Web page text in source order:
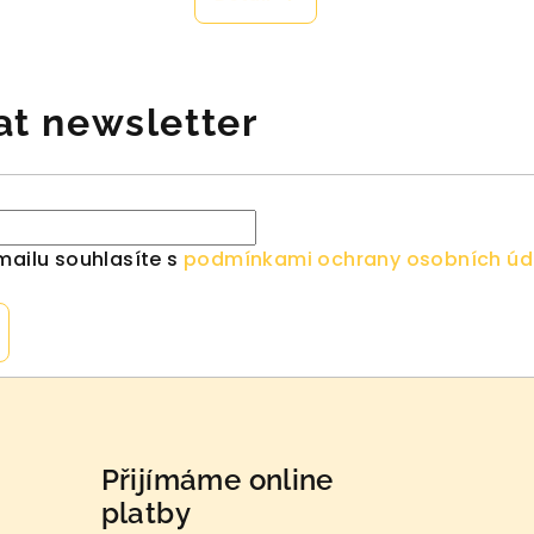
je
5
newsletter
souhlasíte s podmínkami ochrany osobních
Přijímáme online
platby